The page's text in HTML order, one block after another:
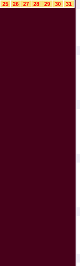
25
26 27 28 29 30 31